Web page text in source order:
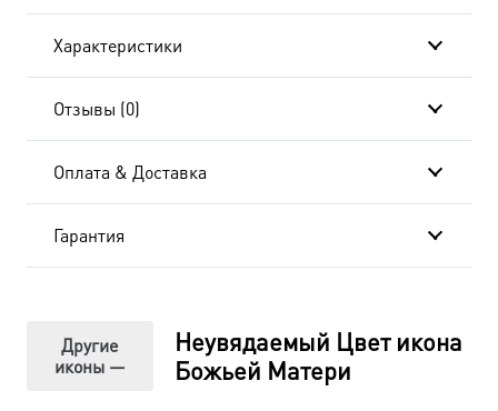
коробке
Характеристики
Отзывы (0)
Оплата & Доставка
Гарантия
Другие
иконы —
Неувядаемый Цвет икона
Божьей Матери